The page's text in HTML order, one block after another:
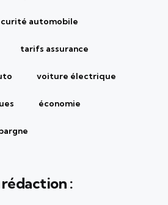
automobile
tarifs assurance
voiture électrique
économie
: